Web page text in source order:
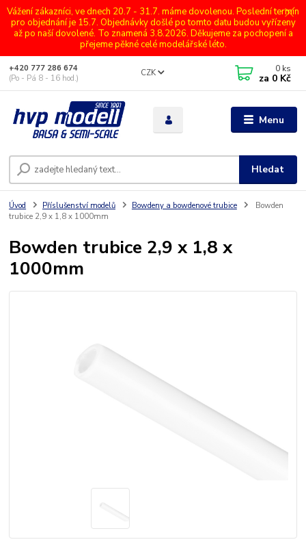
Vážení zákazníci, ve dnech 20.7 - 31.7. máme dovolenou. Poslední termín
pro objednání je 15.7. Objednávky došlé po tomto datu budou vyřízeny
až po naší dovolené. To znamená 3.8.2026. Děkujeme za pochopení a
přejeme pěkné celé modelářské léto.
Menu
CZK
Hledat
+420 777 286 674
(Po - Pá 8 - 16 hod.)
0 ks
za 0 Kč
Úvod Příslušenství modelů Bowdeny a bowdenové trubice
Bowden
trubice 2,9 x 1,8 x 1000mm
Bowden trubice 2,9 x 1,8 x
1000mm